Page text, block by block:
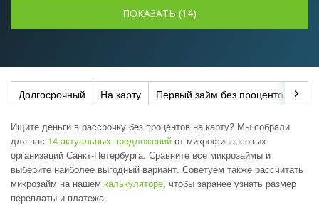
Долгосрочный На карту Первый займ без процентов
Ищите деньги в рассрочку без процентов на карту? Мы собрали
для вас 14 актуальных предложений от микрофинансовых
организаций Санкт-Петербурга. Сравните все микрозаймы и
выберите наиболее выгодный вариант. Советуем также рассчитать
микрозайм на нашем калькуляторе, чтобы заранее узнать размер
переплаты и платежа.